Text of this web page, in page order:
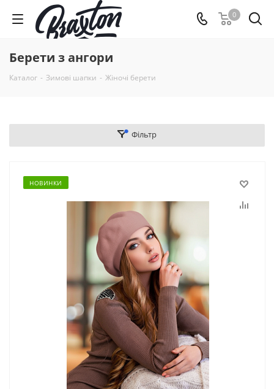
0
Берети з ангори
Каталог - Зимові шапки - Жіночі берети
Фільтр
НОВИНКИ